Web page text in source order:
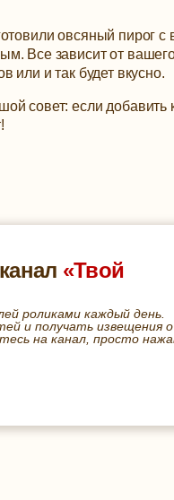
овсяный пирог
Все зависит от
или и так будет вкусно.
совет: если
«Твой
роликами каждый день.
и получать извещения о
на канал, просто